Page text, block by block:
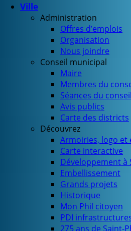
Ville
Administration
Offres d’emplois
Organisation
Nous joindre
Conseil municipal
Maire
Membres du
Séances du conseil
Avis publics
Carte des districts
Découvrez
Armoiries, logo et
Carte interactive
Développement à
Embellissement
Grands projets
Historique
Mon Phil citoyen
PDI
275 ans de Saint-